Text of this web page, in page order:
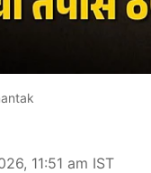
11:51 am IST